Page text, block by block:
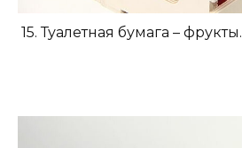
15. Туалетная бумага – фрукты.